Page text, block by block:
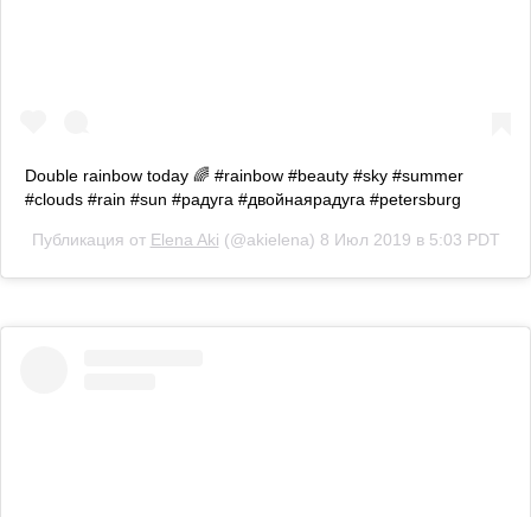
Double rainbow today 🌈 #rainbow #beauty #sky #summer
#clouds #rain #sun #радуга #двойнаярадуга #petersburg
Публикация от Elena Aki (@akielena) 8 Июл 2019 в 5:03 PDT